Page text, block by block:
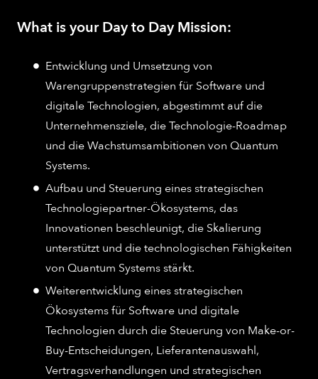
What is your Day to Day Mission:
Entwicklung und Umsetzung von
Warengruppenstrategien für Software und
digitale Technologien, abgestimmt auf die
Unternehmensziele, die Technologie-Roadmap
und die Wachstumsambitionen von Quantum
Systems.
Aufbau und Steuerung eines strategischen
Technologiepartner-Ökosystems, das
Innovationen beschleunigt, die Skalierung
unterstützt und die technologischen Fähigkeiten
von Quantum Systems stärkt.
Weiterentwicklung eines strategischen
Ökosystems für Software und digitale
Technologien durch die Steuerung von Make-or-
Buy-Entscheidungen, Lieferantenauswahl,
Vertragsverhandlungen und strategischen